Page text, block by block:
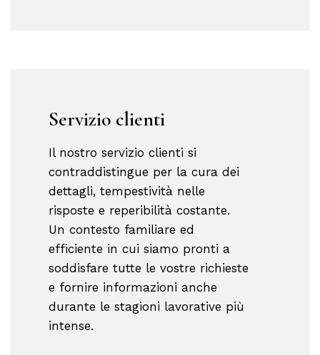
Servizio clienti
Il nostro servizio clienti si
contraddistingue per la cura dei
dettagli, tempestività nelle
risposte e reperibilità costante.
Un contesto familiare ed
efficiente in cui siamo pronti a
soddisfare tutte le vostre richieste
e fornire informazioni anche
durante le stagioni lavorative più
intense.